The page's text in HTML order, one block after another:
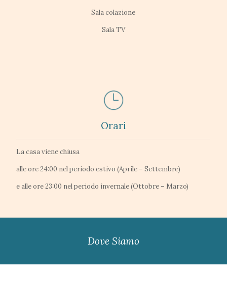
Sala colazione
Sala TV
Orari
La casa viene chiusa
alle ore 24:00 nel periodo estivo (Aprile – Settembre)
e alle ore 23:00 nel periodo invernale (Ottobre – Marzo)
Dove Siamo